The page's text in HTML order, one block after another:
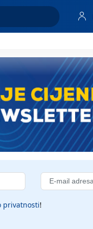
privatnosti!